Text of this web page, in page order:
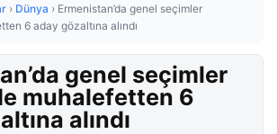
› Dünya › Ermenistan’da genel seçimler
6 aday gözaltına alındı
genel seçimler
muhalefetten 6
alındı